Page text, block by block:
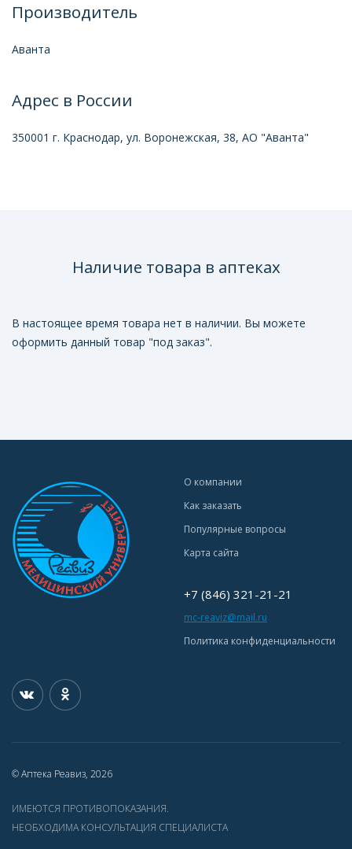
Производитель
Аванта
Адрес в России
350001 г. Краснодар, ул. Воронежская, 38, АО "Аванта"
Наличие товара в аптеках
В настоящее время товара нет в наличии. Вы можете
оформить данный товар "под заказ".
О компании
Как заказать
Популярные вопросы
Карта сайта
+7 (846) 321-21-21
mc-reaviz@mail.ru
Политика конфиденциальности
© Аптека Реавиз, 2026
ИМЕЮТСЯ ПРОТИВОПОКАЗАНИЯ.
НЕОБХОДИМА КОНСУЛЬТАЦИЯ СПЕЦИАЛИСТА